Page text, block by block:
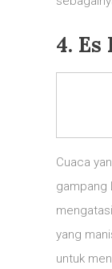
4.
Cuaca
gampang
yang
untuk